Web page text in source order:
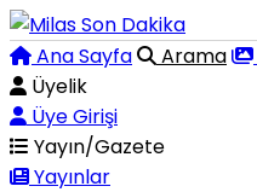
Ana Sayfa Arama
Üyelik
Üye Girişi
Yayın/Gazete
Yayınlar